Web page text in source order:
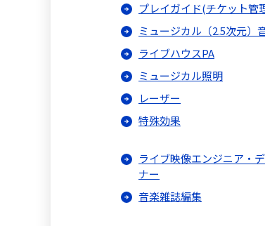
プレイガイド(チケット管
ミュージカル（2.5次元）
ライブハウスPA
ミュージカル照明
レーザー
特殊効果
ライブ映像エンジニア・
ナー
音楽雑誌編集